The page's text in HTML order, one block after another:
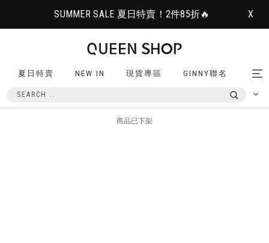
SUMMER SALE 夏日特賣！2件85折🔥 X
夏日特賣 NEW IN 現貨專區 GINNY聯名
商品已下架